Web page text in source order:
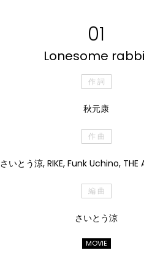
01
Lonesome
作 詞
秋元康
作 曲
さいとう涼, RIKE, Funk Uchino, THE
編 曲
さいとう涼
MOVIE